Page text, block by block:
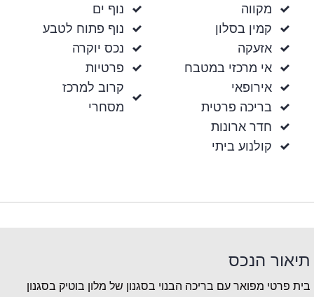
מקווה
קמין בסלון
אזעקה
אי מרכזי במטבח
אירופאי
בריכה פרטית
חדר ארונות
קולנוע ביתי
נוף ים
נוף פתוח לטבע
נכס יוקרה
פרטיות
קרוב למרכז
מסחרי
תיאור הנכס
בית פרטי מפואר עם בריכה הבנוי בסגנון של מלון בוטיק בסגנון